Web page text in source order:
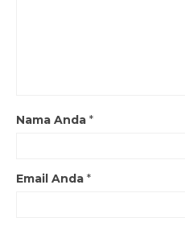
Nama Anda *
Email Anda *